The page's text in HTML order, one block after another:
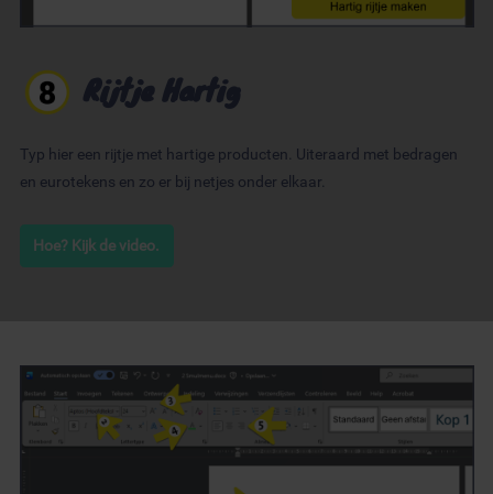
Rijtje Hartig
Typ hier een rijtje met hartige producten. Uiteraard met bedragen
en eurotekens en zo er bij netjes onder elkaar.
Hoe? Kijk de video.